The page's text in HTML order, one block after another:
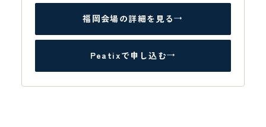
福岡会場の詳細を見る→
Peatixで申し込む→